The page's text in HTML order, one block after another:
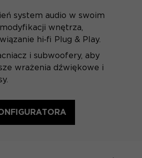
system audio w swoim
wnętrza,
hi‑fi Plug & Play.
i subwoofery, aby
wrażenia dźwiękowe i